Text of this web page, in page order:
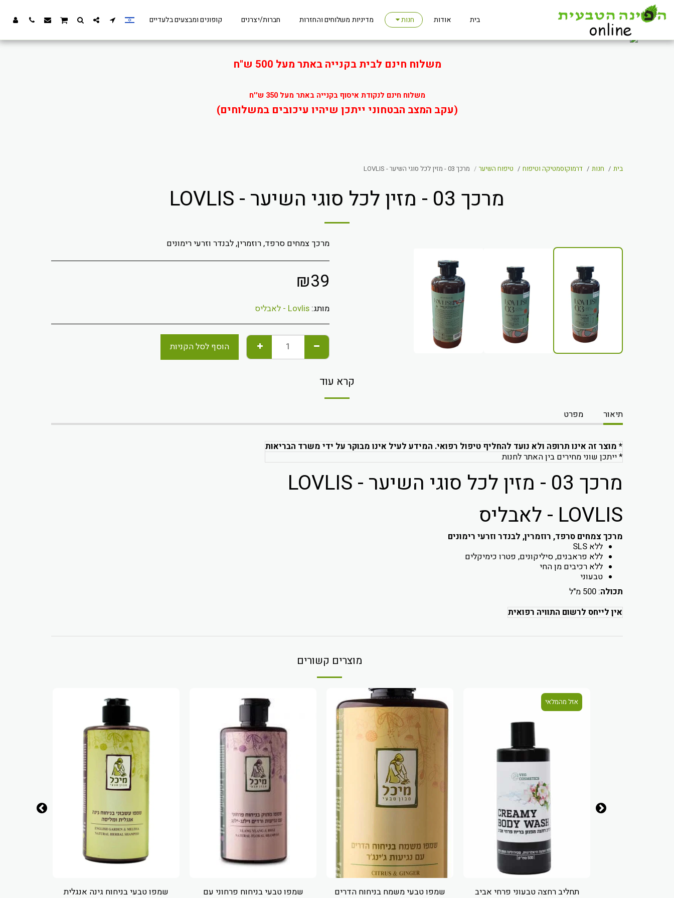
משלוח חינם לבית בקנייה באתר מעל 500 ש"ח
משלוח חינם לנקודת איסוף בקנייה באתר מעל 350 ש''ח
(עקב המצב הבטחוני ייתכן שיהיו עיכובים במשלוחים)
בית אודות חנות מדיניות משלוחים והחזרות חברות/יצרנים קופונים ומבצעים בלעדיים
בית חנות דרמוקוסמטיקה וטיפוח טיפוח השיער מרכך 03 - מזין לכל סוגי השיער - LOVLIS
מרכך 03 - מזין לכל סוגי השיער - LOVLIS
מרכך צמחים סרפד, רוזמרין, לבנדר וזרעי רימונים
₪39
מותג: Lovlis - לאבליס
הוסף לסל הקניות
קרא עוד
תיאור מפרט
* מוצר זה אינו תרופה ולא נועד להחליף טיפול רפואי. המידע לעיל אינו מבוקר על ידי משרד הבריאות
* ייתכן שוני מחירים בין האתר לחנות
מרכך 03 - מזין לכל סוגי השיער - LOVLIS
LOVLIS - לאבליס
מרכך צמחים סרפד, רוזמרין, לבנדר וזרעי רימונים
ללא SLS
ללא פראבנים, סיליקונים, פטרו כימיקלים
ללא רכיבים מן החי
טבעוני
תכולה: 500 מ"ל
אין לייחס לרשום התוויה רפואית
מוצרים קשורים
אזל מהמלאי
תחליב רחצה טבעוני פרחי אביב
שמפו טבעי משמח בניחוח הדרים
שמפו טבעי בניחוח פרחוני עם
שמפו טבעי בניחוח גינה אנגלית